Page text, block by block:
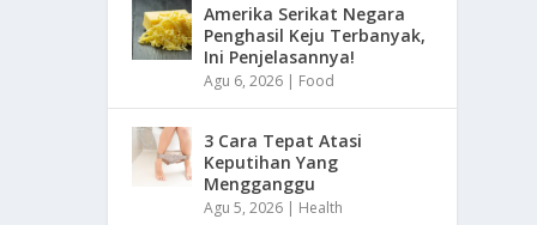
Amerika Serikat Negara
Penghasil Keju Terbanyak,
Ini Penjelasannya!
Agu 6, 2026 | Food
3 Cara Tepat Atasi
Keputihan Yang
Mengganggu
Agu 5, 2026 | Health